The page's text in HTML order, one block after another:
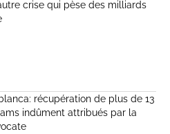
crise qui pèse des milliards
récupération de plus de 13
indûment attribués par la